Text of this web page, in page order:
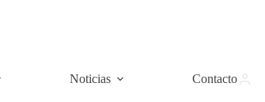
Noticias Contacto